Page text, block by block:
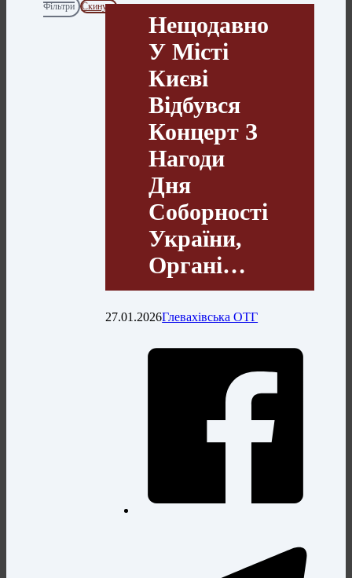
Фільтри
Скинути
Нещодавно
У Місті
Києві
Відбувся
Концерт З
Нагоди
Дня
Соборності
України,
Органі…
27.01.2026Глевахівська ОТГ